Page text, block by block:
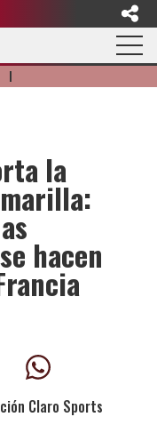
I
la
hacen
Claro Sports